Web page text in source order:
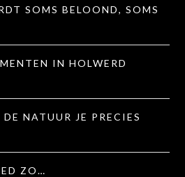
SOMS BELOOND, SOMS
IN HOLWERD
DE NATUUR JE PRECIES
HEBT
ZO…